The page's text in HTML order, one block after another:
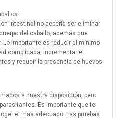
intestinal no debería ser eliminar
del caballo, además que
Lo importante es reducir al mínimo
complicada, incrementar el
y reducir la presencia de huevos
a nuestra disposición, pero
Es importante que te
el más adecuado. Las pruebas